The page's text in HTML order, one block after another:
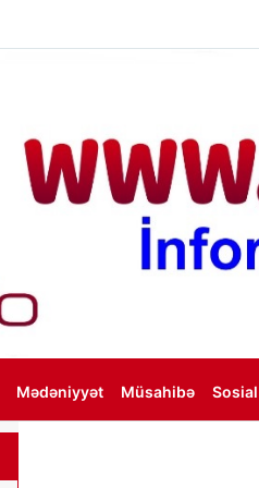
Mədəniyyət Müsahibə Sosial